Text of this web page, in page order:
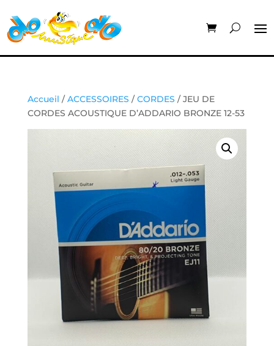
Accueil /ACCESSOIRES /CORDES / JEU DE
CORDES ACOUSTIQUE D’ADDARIO BRONZE 12-53